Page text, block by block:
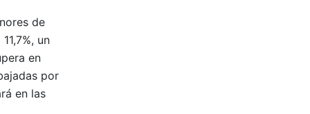
de
un
en
por
en las